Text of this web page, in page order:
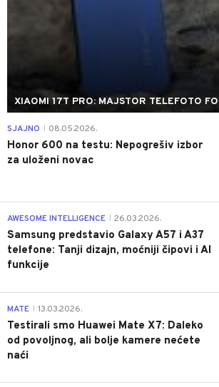
XIAOMI 17T PRO: MAJSTOR TELEFOTO
SJAJNO 08.05.2026.
Honor 600 na testu: Nepogrešiv izbor
za uloženi novac
AWESOME INTELLIGENCE 26.03.2026.
Samsung predstavio Galaxy A57 i A37
telefone: Tanji dizajn, moćniji čipovi i AI
funkcije
MATE 13.03.2026.
Testirali smo Huawei Mate X7: Daleko
od povoljnog, ali bolje kamere nećete
naći